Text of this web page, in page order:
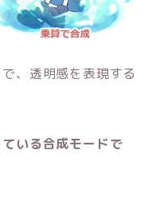
、透明感を表現する
いる合成モードで